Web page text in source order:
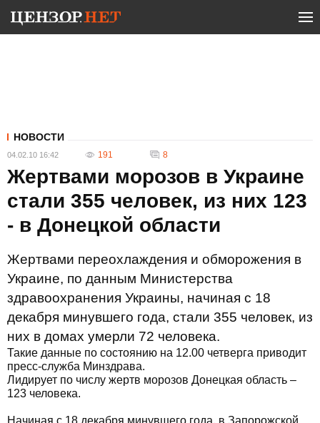
НОВОСТИ
04.02.10 16:42 191 8
Жертвами морозов в Украине
стали 355 человек, из них 123
- в Донецкой области
Жертвами переохлаждения и обморожения в
Украине, по данным Министерства
здравоохранения Украины, начиная с 18
декабря минувшего года, стали 355 человек, из
них в домах умерли 72 человека.
Такие данные по состоянию на 12.00 четверга приводит
пресс-служба Минздрава.
Лидирует по числу жертв морозов Донецкая область –
123 человека.
Начиная с 18 декабря минувшего года, в Запорожской